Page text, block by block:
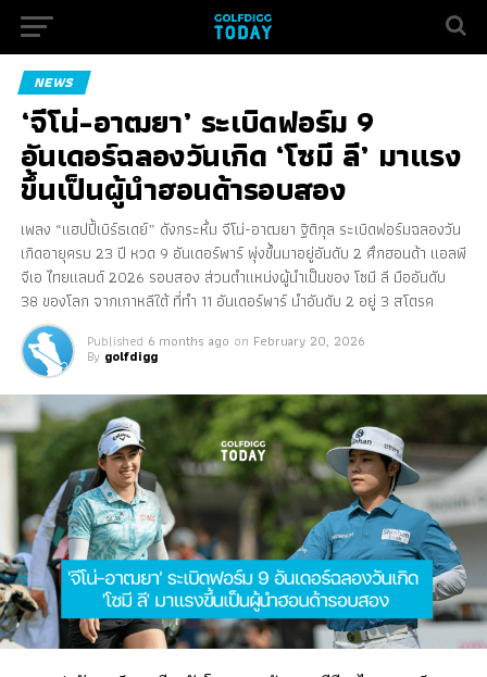
NEWS
‘จีโน่-อาฒยา’ ระเบิดฟอร์ม 9
อันเดอร์ฉลองวันเกิด ‘โซมี ลี’ มาแรง
ขึ้นเป็นผู้นำฮอนด้ารอบสอง
เพลง “แฮปปี้เบิร์ธเดย์” ดังกระหึ่ม จีโน่-อาฒยา ฐิติกุล ระเบิดฟอร์มฉลองวัน
เกิดอายุครบ 23 ปี หวด 9 อันเดอร์พาร์ พุ่งขึ้นมาอยู่อันดับ 2 ศึกฮอนด้า แอลพี
จีเอ ไทยแลนด์ 2026 รอบสอง ส่วนตำแหน่งผู้นำเป็นของ โซมี ลี มืออันดับ
38 ของโลก จากเกาหลีใต้ ที่ทำ 11 อันเดอร์พาร์ นำอันดับ 2 อยู่ 3 สโตรค
Published 6 months ago on February 20, 2026
By golfdigg